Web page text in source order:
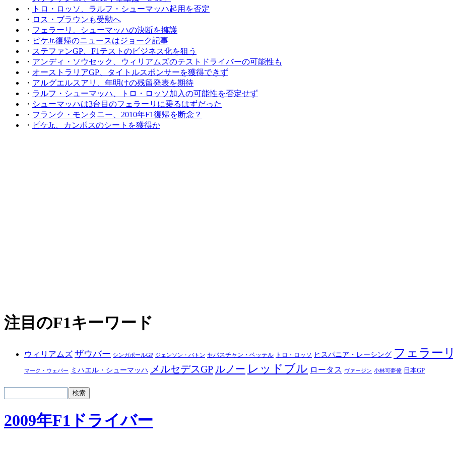
・
トロ・ロッソ、ラルフ・シューマッハ起用を否定
・ ロス・ブラウンも受勲へ
・ フェラーリ、シューマッハの決断を擁護
・ ピケJr.復帰のニュースはジョーク記事
・ ステファンGP、F1テストのビジネス化を狙う
・ アンディ・ソウセック、ウィリアムズのテストドライバーの可能性も
・ オーストラリアGP、タイトルスポンサーを獲得できず
・ アルグエルスアリ、年明けの残留発表を期待
・ ラルフ・シューマッハ、トロ・ロッソ加入の可能性を否定せず
・ シューマッハは3台目のフェラーリに乗るはずだった
・ フランク・モンタニー、2010年F1復帰を断念？
・ ピケJr.、カンポスのシートを獲得か
注目のF1キーワード
ウィリアムズ ザウバー シンガポールGP ジェンソン・バトン セバスチャン・ベッテル トロ・ロッソ ヒスパニア・レーシング フェラーリ
マーク・ウェバー ミハエル・シューマッハ メルセデスGP ルノー レッドブル ロータス ヴァージン 小林可夢偉 日本GP
2009年F1ドライバー